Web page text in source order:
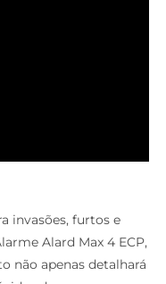
invasões, furtos e
Alard Max 4 ECP,
não apenas detalhará